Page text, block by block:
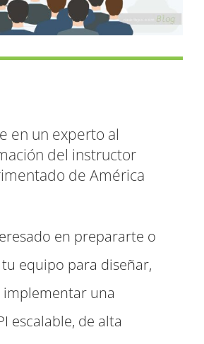
en un experto al
del instructor
de América
en prepararte o
equipo para diseñar,
una
escalable, de alta